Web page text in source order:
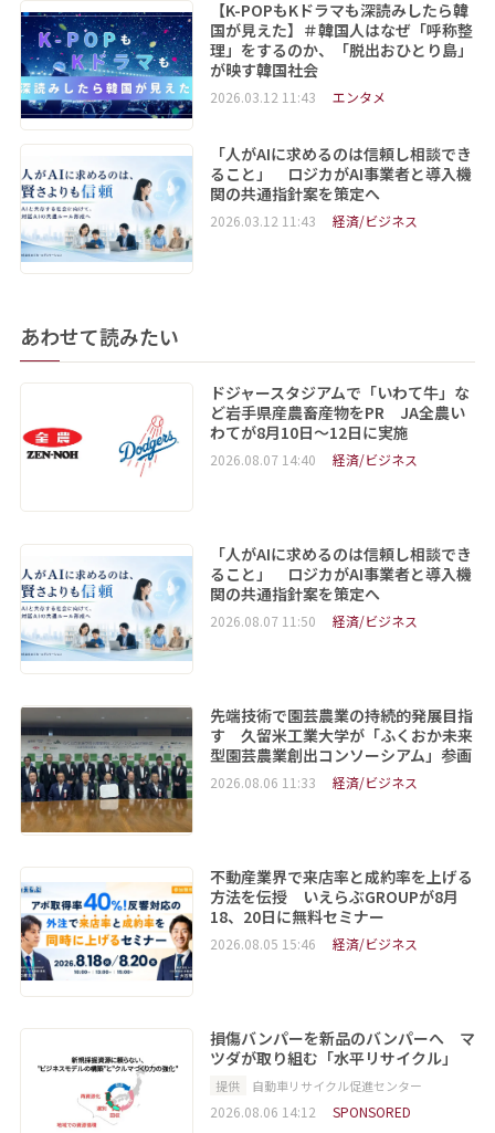
【K-POPもKドラマも深読みしたら韓
国が見えた】＃韓国人はなぜ「呼称整
理」をするのか、「脱出おひとり島」
が映す韓国社会
2026.03.12 11:43 エンタメ
「人がAIに求めるのは信頼し相談でき
ること」 ロジカがAI事業者と導入機
関の共通指針案を策定へ
2026.03.12 11:43 経済/ビジネス
あわせて読みたい
ドジャースタジアムで「いわて牛」な
ど岩手県産農畜産物をPR JA全農い
わてが8月10日～12日に実施
2026.08.07 14:40 経済/ビジネス
「人がAIに求めるのは信頼し相談でき
ること」 ロジカがAI事業者と導入機
関の共通指針案を策定へ
2026.08.07 11:50 経済/ビジネス
先端技術で園芸農業の持続的発展目指
す 久留米工業大学が「ふくおか未来
型園芸農業創出コンソーシアム」参画
2026.08.06 11:33 経済/ビジネス
不動産業界で来店率と成約率を上げる
方法を伝授 いえらぶGROUPが8月
18、20日に無料セミナー
2026.08.05 15:46 経済/ビジネス
損傷バンパーを新品のバンパーへ マ
ツダが取り組む「水平リサイクル」
提供 自動車リサイクル促進センター
2026.08.06 14:12 SPONSORED